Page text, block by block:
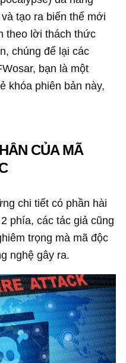
tạo ra biến thể mới
theo lời thách thức
chúng để lại các
bạn là một
khóa phiên bản này,
CỦA MÃ
chi tiết có phần hài
phía, các tác giả cũng
trọng mà mã độc
nghệ gây ra.